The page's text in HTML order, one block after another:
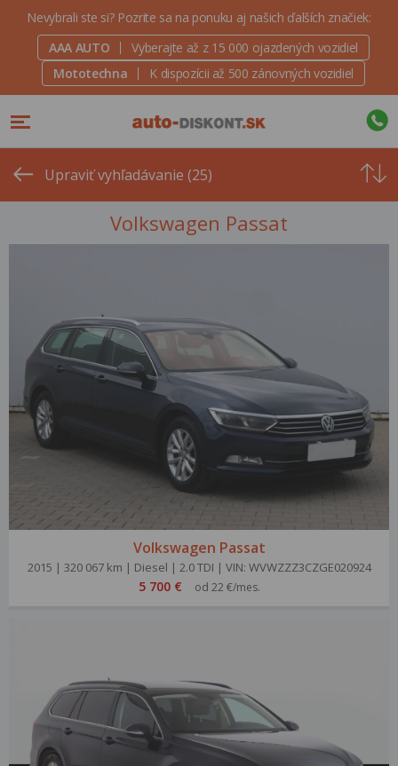
Nevybrali ste si? Pozrite sa na ponuku aj našich ďalších značiek:
AAA AUTO
Vyberajte až z 15 000 ojazdených vozidiel
Mototechna
K dispozícii až 500 zánovných vozidiel
Upraviť vyhľadávanie (25)
ceny
Volkswagen Passat
Volkswagen Passat
2015 | 320 067 km | Diesel | 2.0 TDI | VIN: WVWZZZ3CZGE020924
5 700 € od 22 €/mes.